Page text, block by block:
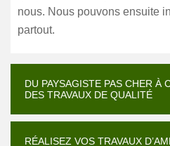
nous. Nous pouvons ensuite
partout.
DU PAYSAGISTE PAS CHER À
DES TRAVAUX DE QUALITÉ
RÉALISEZ VOS TRAVAUX